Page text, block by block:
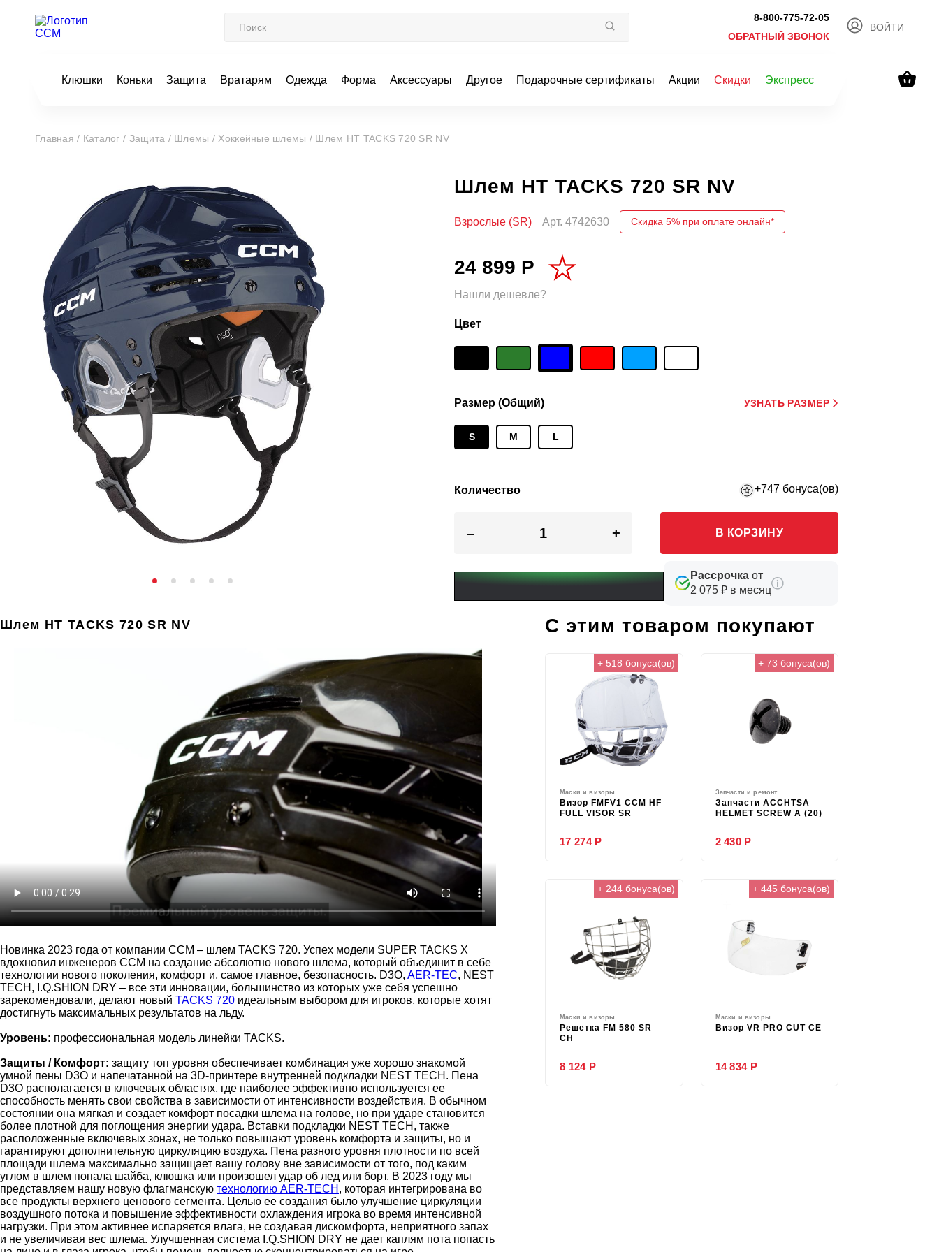
8-800-775-72-05
ОБРАТНЫЙ ЗВОНОК
ВОЙТИ
Клюшки Коньки Защита Вратарям Одежда Форма Аксессуары Другое Подарочные сертификаты Акции Скидки Экспресс
Главная / Каталог / Защита / Шлемы / Хоккейные шлемы / Шлем HT TACKS 720 SR NV
Шлем HT TACKS 720 SR NV
Взрослые (SR) Арт. 4742630 Скидка 5% при оплате онлайн*
24 899 Р
Нашли дешевле?
Цвет
Размер (Общий) УЗНАТЬ РАЗМЕР
S M L
Количество +747 бонуса(ов)
– + В КОРЗИНУ
Рассрочка от
2 075 ₽ в месяц
Шлем HT TACKS 720 SR NV
Новинка 2023 года от компании CCM – шлем TACKS 720. Успех модели SUPER TACKS X
вдохновил инженеров CCM на создание абсолютно нового шлема, который объединит в себе
технологии нового поколения, комфорт и, самое главное, безопасность. D3O, AER-TEC, NEST
TECH, I.Q.SHION DRY – все эти инновации, большинство из которых уже себя успешно
зарекомендовали, делают новый TACKS 720 идеальным выбором для игроков, которые хотят
достигнуть максимальных результатов на льду.
Уровень: профессиональная модель линейки TACKS.
Защиты / Комфорт: защиту топ уровня обеспечивает комбинация уже хорошо знакомой
умной пены D3O и напечатанной на 3D-принтере внутренней подкладки NEST TECH. Пена
D3O располагается в ключевых областях, где наиболее эффективно используется ее
способность менять свои свойства в зависимости от интенсивности воздействия. В обычном
состоянии она мягкая и создает комфорт посадки шлема на голове, но при ударе становится
более плотной для поглощения энергии удара. Вставки подкладки NEST TECH, также
расположенные включевых зонах, не только повышают уровень комфорта и защиты, но и
гарантируют дополнительную циркуляцию воздуха. Пена разного уровня плотности по всей
площади шлема максимально защищает вашу голову вне зависимости от того, под каким
углом в шлем попала шайба, клюшка или произошел удар об лед или борт. В 2023 году мы
представляем нашу новую флагманскую технологию AER-TECH , которая интегрирована во
все продукты верхнего ценового сегмента. Целью ее создания было улучшение циркуляции
воздушного потока и повышение эффективности охлаждения игрока во время интенсивной
нагрузки. При этом активнее испаряется влага, не создавая дискомфорта, неприятного запах
и не увеличивая вес шлема. Улучшенная система I.Q.SHION DRY не дает каплям пота попасть
С этим товаром покупают
+ 518 бонуса(ов)
Маски и визоры
Визор FMFV1 CCM HF
FULL VISOR SR
17 274 Р
+ 73 бонуса(ов)
Запчасти и ремонт
Запчасти ACCHTSA
HELMET SCREW A (20)
2 430 Р
+ 244 бонуса(ов)
Маски и визоры
Решетка FM 580 SR
CH
8 124 Р
+ 445 бонуса(ов)
Маски и визоры
Визор VR PRO CUT CE
14 834 Р